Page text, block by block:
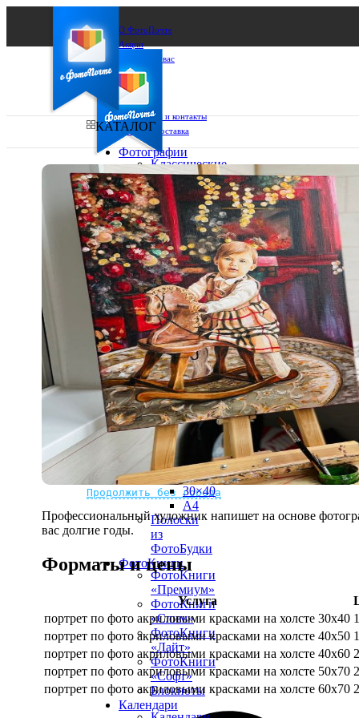
О ФотоПочте
Акции
Сделаем за вас
Бизнесу
FAQ
Франшиза
Поддержка и контакты
Оплата и доставка
Ваш город:
Ваш регион доставки
Выберите из списка:
Не нашли Ваш город?
Мы доставляем по всему миру
Продолжить без города
КАТАЛОГ
Фотографии
Классические
фото
10х10
10х15
13х18
15х15
15х20
20х20
20х30
30х30
30х40
А4
Фото
в
рамке
10х10
10×15
13×18
15×15
15×20
20×20
20×30
30×30
30×40
A4
Полоски
из
ФотоБудки
ФотоКниги
ФотоКниги
«Премиум»
ФотоКниги
«Слим»
ФотоКниги
«Лайт»
ФотоКниги
«Софт»
Блокноты
Календари
Профессиональный художник напишет на основе
вас долгие годы.
Форматы и цены
Услуга
портрет по фото акриловыми красками на холсте 30х40
портрет по фото акриловыми красками на холсте 40х50
портрет по фото акриловыми красками на холсте 40х60
портрет по фото акриловыми красками на холсте 50х70
портрет по фото акриловыми красками на холсте 60х70